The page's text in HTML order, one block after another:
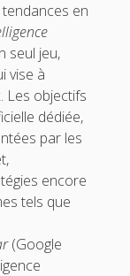
en
seul jeu,
vise à
Les objectifs
dédiée,
par les
encore
tels que
(Google